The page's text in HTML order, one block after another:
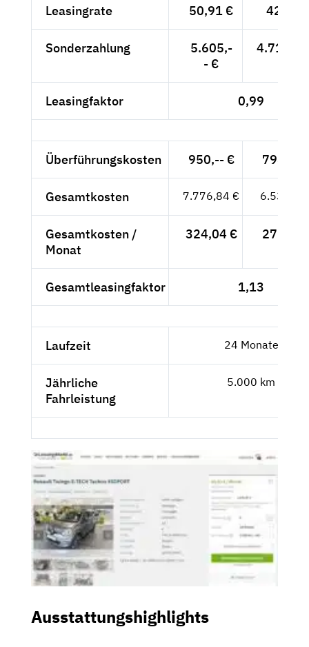
Leasingrate 50,91 € 42,78
Sonderzahlung
5.605,-
- €
Leasingfaktor 0,99
Überführungskosten 950,-- € 798,32
Gesamtkosten 7.776,84 € 6.535,16
Gesamtkosten /
Monat
324,04 € 272,30
Gesamtleasingfaktor 1,13
Laufzeit 24 Monate
Jährliche
Fahrleistung
5.000 km
Ausstattungshighlights